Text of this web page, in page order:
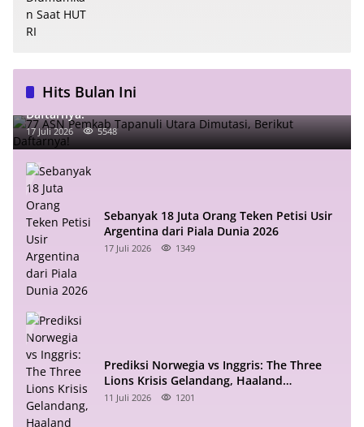
Hits Bulan Ini
77 ASN Pemkab Tapanuli Utara Dimutasi, Berikut
Daftarnya!
17 Juli 2026 5548
Sebanyak 18 Juta Orang Teken Petisi Usir
Argentina dari Piala Dunia 2026
17 Juli 2026 1349
Prediksi Norwegia vs Inggris: The Three
Lions Krisis Gelandang, Haaland
Mengintai
11 Juli 2026 1201